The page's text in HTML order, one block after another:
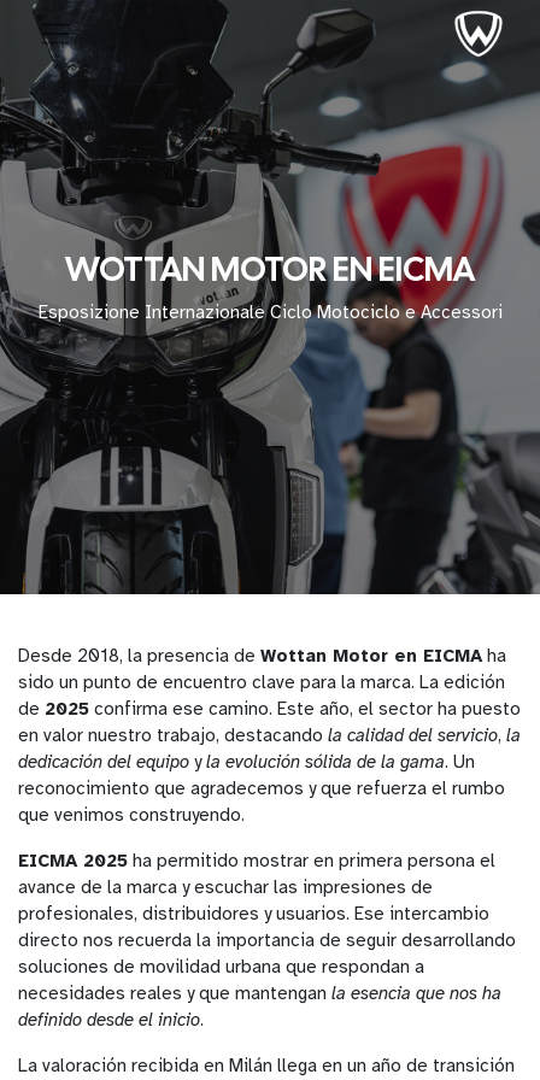
WOTTAN MOTOR EN EICMA
Esposizione Internazionale Ciclo Motociclo e Accessori
Desde 2018, la presencia de Wottan Motor en EICMA ha
sido un punto de encuentro clave para la marca. La edición
de 2025 confirma ese camino. Este año, el sector ha puesto
en valor nuestro trabajo, destacando la calidad del servicio, la
dedicación del equipo yla evolución sólida de la gama. Un
reconocimiento que agradecemos y que refuerza el rumbo
que venimos construyendo.
EICMA 2025 ha permitido mostrar en primera persona el
avance de la marca y escuchar las impresiones de
profesionales, distribuidores y usuarios. Ese intercambio
directo nos recuerda la importancia de seguir desarrollando
soluciones de movilidad urbana que respondan a
necesidades reales y que mantengan la esencia que nos ha
definido desde el inicio.
La valoración recibida en Milán llega en un año de transición